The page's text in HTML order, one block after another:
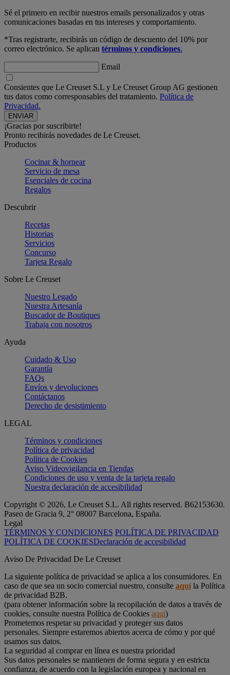
Sé el primero en recibir nuestros emails personalizados y otras
comunicaciones basadas en tus intereses y comportamiento.
*Tras registrarte, recibirás un código de descuento del 10% por
correo electrónico. Se aplican términos y condiciones.
Email
Consientes que Le Creuset S.L y Le Creuset Group AG gestionen
tus datos como corresponsables del tratamiento. Política de
Privacidad.
¡Gracias por suscribirte!
Pronto recibirás novedades de Le Creuset.
Productos
Cocinar & hornear
Servicio de mesa
Esenciales de cocina
Regalos
Descubrir
Recetas
Historias
Servicios
Concurso
Tarjeta Regalo
Sobre Le Creuset
Nuestro Legado
Nuestra Artesanía
Buscador de Boutiques
Trabaja con nosotros
Ayuda
Cuidado & Uso
Garantía
FAQs
Envíos y devoluciones
Contáctanos
Derecho de desistimiento
LEGAL
Términos y condiciones
Política de privacidad
Política de Cookies
Aviso Videovigilancia en Tiendas
Condiciones de uso y venta de la tarjeta regalo
Nuestra declaración de accesibilidad
Copyright © 2026, Le Creuset S.L. All rights reserved. B62153630.
Paseo de Gracia 9, 2° 08007 Barcelona, España.
Legal
TÉRMINOS Y CONDICIONES POLÍTICA DE PRIVACIDAD
POLÍTICA DE COOKIESDeclaración de accesibilidad
Aviso De Privacidad De Le Creuset
La siguiente política de privacidad se aplica a los consumidores. En
caso de que sea un socio comercial nuestro, consulte aquíla Política
de privacidad B2B.
(para obtener información sobre la recopilación de datos a través de
cookies, consulte nuestra Política de Cookies aquí)
Prometemos respetar su privacidad y proteger sus datos
personales. Siempre estaremos abiertos acerca de cómo y por qué
usamos sus datos.
La seguridad al comprar en línea es nuestra prioridad
Sus datos personales se mantienen de forma segura y en estricta
confianza, de acuerdo con la legislación europea y nacional en